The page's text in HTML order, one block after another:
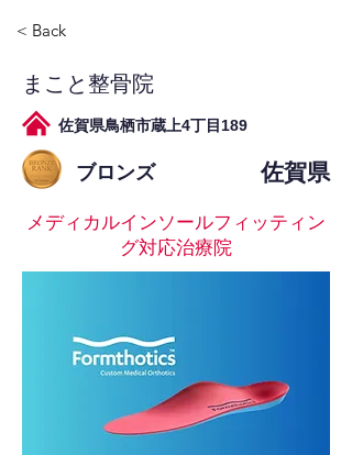
< Back
まこと整骨院
佐賀県鳥栖市蔵上4丁目189
ブロンズ 佐賀県
メディカルインソールフィッティン
グ対応治療院